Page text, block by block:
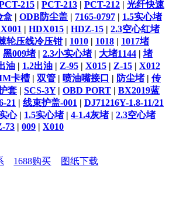
215 | PCT-213 | PCT-212 | 光纤快速
盒 | ODB防尘盖 | 7165-0797 | 1.5实心堵
| HDX015 | HDZ-15 | 2.3空心红堵
轮压线冷压钳| 1010 | 1018 | 1017堵
黑009堵| 2.3小实心堵| 大堵1144 | 堵
油 | 1.2出油 | Z-95 | X015 | Z-15 | X012
卡槽 | 双管 | 喷油嘴接口 | 防尘堵| 传
套 | SCS-3Y| OBD PORT | BX2019蓝
21 | 线束护盖-001 | DJ71216Y-1.8-11/21
心| 1.5实心堵| 4-1.4灰堵| 2.3空心堵
73 | 009 | X010
1688购买
图纸下载